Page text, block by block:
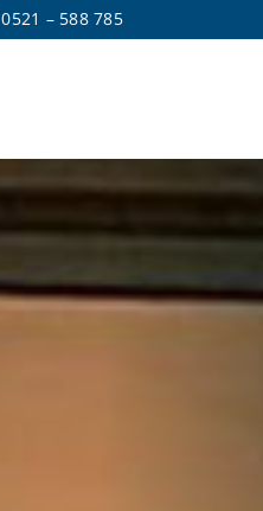
0521 – 588 785